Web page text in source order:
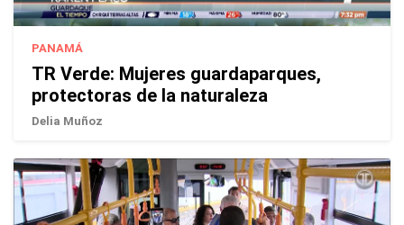
PANAMÁ
TR Verde: Mujeres guardaparques,
protectoras de la naturaleza
Delia Muñoz